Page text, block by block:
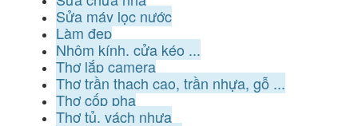
Sửa máy lọc nước
Làm đẹp
Nhôm kính, cửa kéo ...
Thợ lắp camera
Thợ trần thạch cao, trần nhựa, gỗ ...
Thợ cốp pha
Thợ tủ, vách nhựa